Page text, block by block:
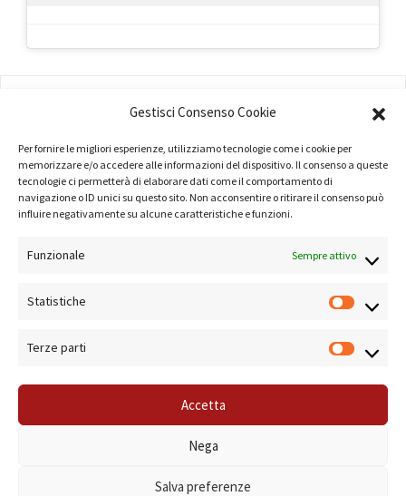
Gestisci Consenso Cookie
Per fornire le migliori esperienze, utilizziamo tecnologie come i cookie per
memorizzare e/o accedere alle informazioni del dispositivo. Il consenso a queste
tecnologie ci permetterà di elaborare dati come il comportamento di
navigazione o ID unici su questo sito. Non acconsentire o ritirare il consenso può
influire negativamente su alcune caratteristiche e funzioni.
Funzionale Sempre attivo
Statistiche
Terze parti
Accetta
Nega
Salva preferenze
TERMINI E CONDIZIONI
PRIVACY POLICY
Commercio di Roma Sistema di Gestione Qualità Certificato ISO 9001:2000